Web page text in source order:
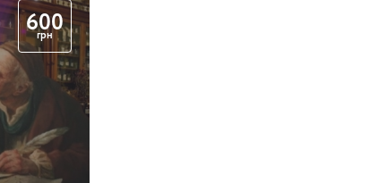
600
грн